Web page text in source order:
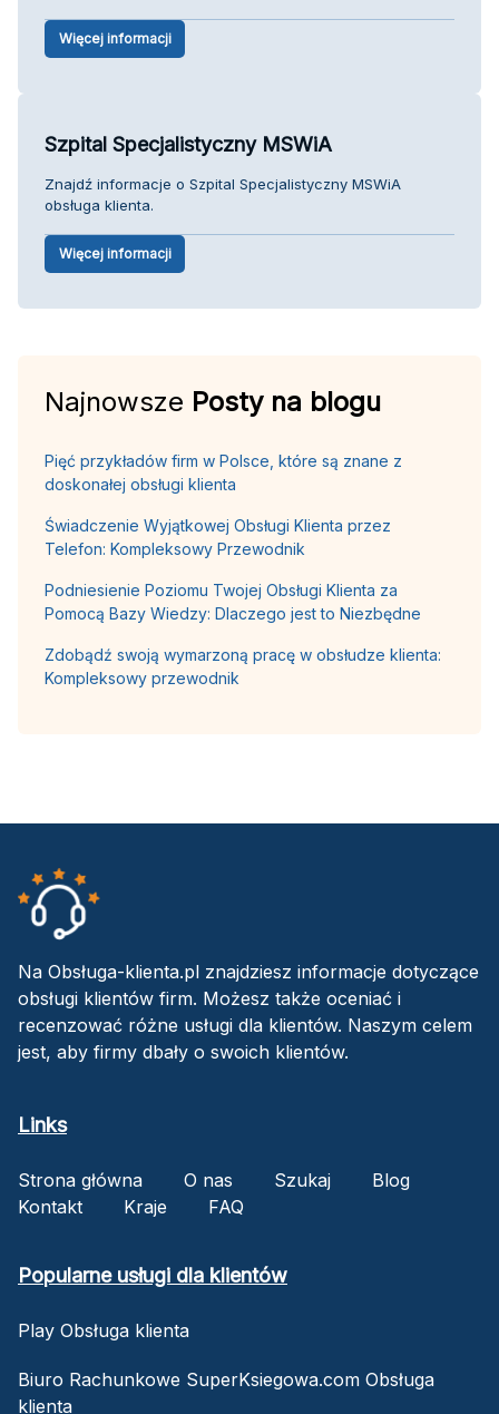
Więcej informacji
Szpital Specjalistyczny MSWiA
Znajdź informacje o Szpital Specjalistyczny MSWiA
obsługa klienta.
Więcej informacji
Najnowsze Posty na blogu
Pięć przykładów firm w Polsce, które są znane z
doskonałej obsługi klienta
Świadczenie Wyjątkowej Obsługi Klienta przez
Telefon: Kompleksowy Przewodnik
Podniesienie Poziomu Twojej Obsługi Klienta za
Pomocą Bazy Wiedzy: Dlaczego jest to Niezbędne
Zdobądź swoją wymarzoną pracę w obsłudze klienta:
Kompleksowy przewodnik
Na Obsługa-klienta.pl znajdziesz informacje dotyczące
obsługi klientów firm. Możesz także oceniać i
recenzować różne usługi dla klientów. Naszym celem
jest, aby firmy dbały o swoich klientów.
Links
Strona główna O nas Szukaj
Blog
Kontakt
Kraje FAQ
Popularne usługi dla klientów
Play Obsługa klienta
Biuro Rachunkowe SuperKsiegowa.com Obsługa
klienta